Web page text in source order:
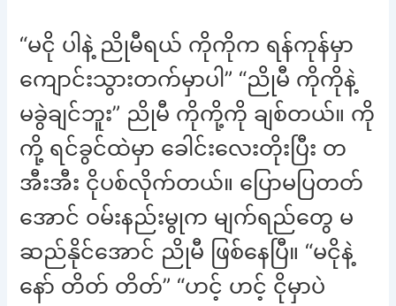
“မငို ပါနဲ့ ညိုမီရယ် ကိုကိုက ရန်ကုန်မှာ
ကျောင်းသွားတက်မှာပါ” “ညိုမီ ကိုကိုနဲ့
မခွဲချင်ဘူး” ညိုမီ ကိုကို့ကို ချစ်တယ်။ ကို
ကို့ ရင်ခွင်ထဲမှာ ခေါင်းလေးတိုးပြီး တ
အီးအီး ငိုပစ်လိုက်တယ်။ ပြောမပြတတ်
အောင် ဝမ်းနည်းမွုက မျက်ရည်တွေ မ
ဆည်နိုင်အောင် ညိုမီ ဖြစ်နေပြီ။ “မငိုနဲ့
နော် တိတ် တိတ်” “ဟင့် ဟင့် ငိုမှာပဲ